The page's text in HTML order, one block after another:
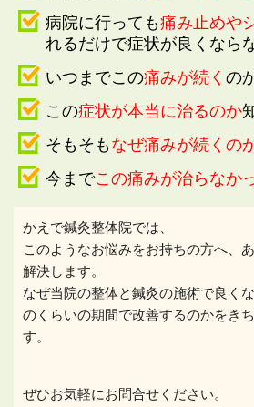
病院に行っても痛み止めや
れるだけで症状が良くなら
いつまでこの痛みが続く の
この症状が本当に治るのか
そもそもなぜ痛みが続くの
今までこの痛みが治らなか
かえで鍼灸整体院では、
このようなお悩みをお持ちの方へ、
解決します。
なぜ当院の整体と鍼灸の施術で良く
のくらいの期間で改善するのかをき
す。
ぜひお気軽にお問合せください。